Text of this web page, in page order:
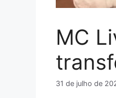
MC
31 de julho de